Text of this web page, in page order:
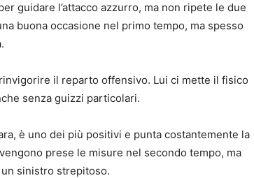
guidare l’attacco azzurro, ma non ripete le due
buona occasione nel primo tempo, ma spesso
il reparto offensivo. Lui ci mette il fisico
senza guizzi particolari.
è uno dei più positivi e punta costantemente la
prese le misure nel secondo tempo, ma
sinistro strepitoso.